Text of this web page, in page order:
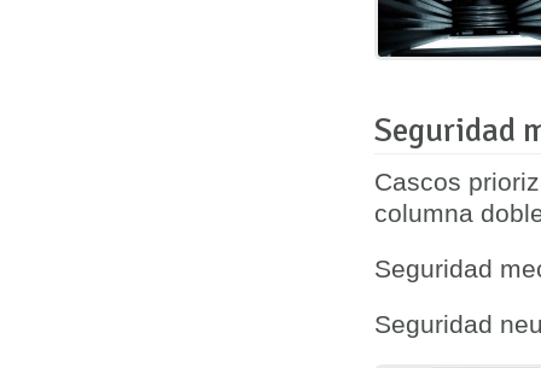
Seguridad
Cascos
columna
Seguridad
Seguridad